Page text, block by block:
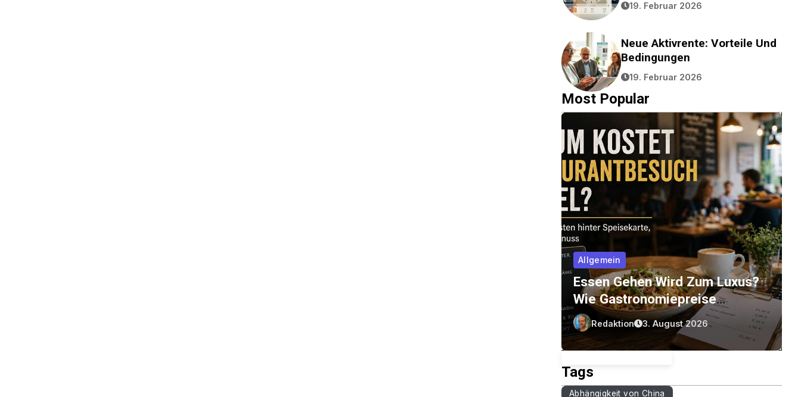
19. Februar 2026
Neue Aktivrente: Vorteile Und
Bedingungen
19. Februar 2026
Most Popular
Allgemein
Essen Gehen Wird Zum Luxus?
Wie Gastronomiepreise
Entstehen Und Worauf Gäste
Achten Können
Redaktion 3. August 2026
Tags
Abhängigkeit von China